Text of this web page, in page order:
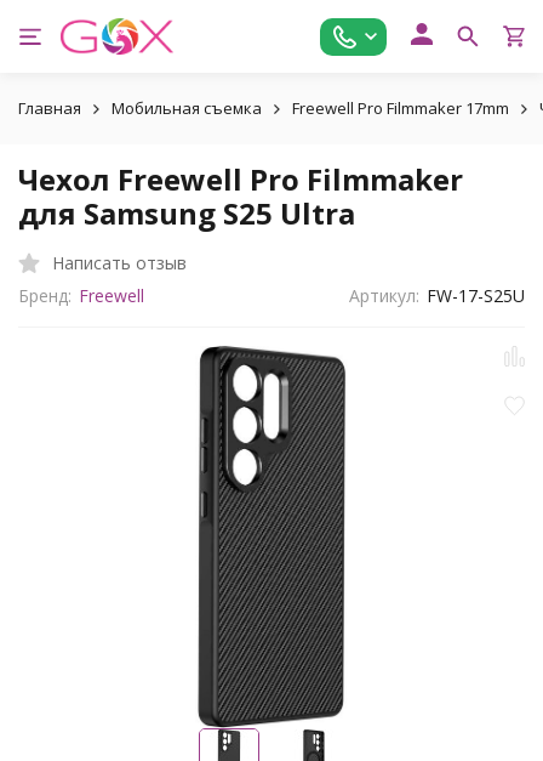
Главная Мобильная съемка Freewell Pro Filmmaker 17mm
Чехол Freewell Pro Filmmaker
для Samsung S25 Ultra
Написать отзыв
Бренд: Freewell Артикул: FW-17-S25U